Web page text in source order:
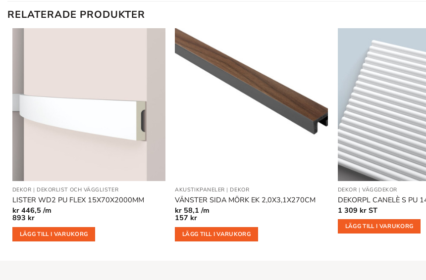
RELATERADE PRODUKTER
DEKOR | DEKORLIST OCH VÄGGLISTER
LISTER WD2 PU FLEX 15X70X2000MM
kr446,5 /m
893 kr
LÄGG TILL I VARUKORG
AKUSTIKPANELER | DEKOR
VÄNSTER SIDA MÖRK EK 2,0X3,1X270CM
kr 58,1 /m
157 kr
LÄGG TILL I VARUKORG
DEKOR |VÄGGDEKOR
DEKORPL CANELÈ S PU
1 309 kr ST
LÄGG TILL I VARUKORG